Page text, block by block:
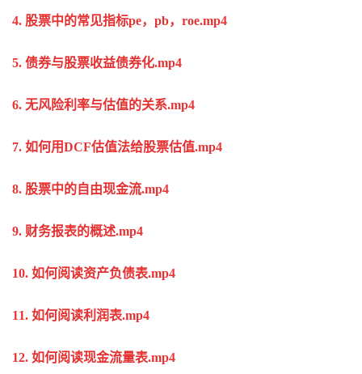
4. 股票中的常见指标pe，pb，roe.mp4
5. 债券与股票收益债券化.mp4
6. 无风险利率与估值的关系.mp4
7. 如何用DCF估值法给股票估值.mp4
8. 股票中的自由现金流.mp4
9. 财务报表的概述.mp4
10. 如何阅读资产负债表.mp4
11. 如何阅读利润表.mp4
12. 如何阅读现金流量表.mp4